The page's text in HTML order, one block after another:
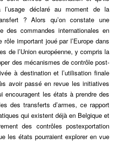
l’usage déclaré au moment de la
? Alors qu’on constate une
des commandes internationales en
important joué par l’Europe dans
de l’Union européenne, y compris la
des mécanismes de contrôle post-
à destination et l’utilisation finale
avoir passé en revue les initiatives
encouragent les états à prendre des
des transferts d’armes, ce rapport
qui existent déjà en Belgique et
des contrôles postexportation
les états pourraient explorer en vue